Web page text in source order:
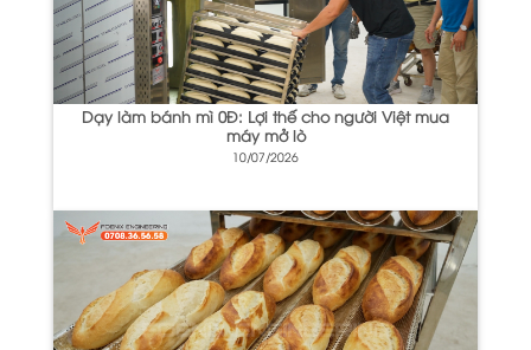
Dạy làm bánh mì 0Đ: Lợi thế cho người Việt mua
máy mở lò
10/07/2026